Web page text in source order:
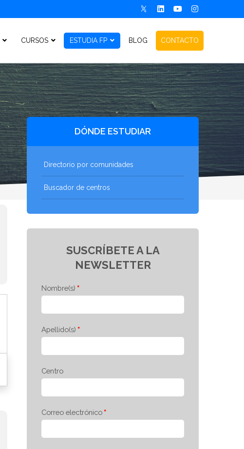
CURSOS ESTUDIA FP BLOG CONTACTO
DÓNDE ESTUDIAR
Directorio por comunidades
Buscador de centros
SUSCRÍBETE A LA
NEWSLETTER
Nombre(s)
Apellido(s)
Centro
Correo electrónico